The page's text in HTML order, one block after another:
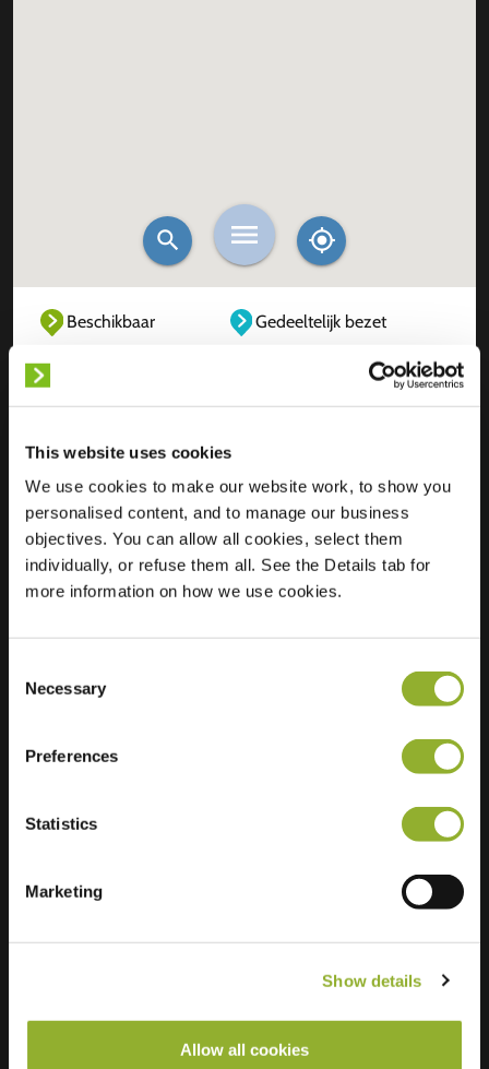
This website uses cookies
We use cookies to make our website work, to show you
personalised content, and to manage our business
objectives. You can allow all cookies, select them
individually, or refuse them all. See the Details tab for
more information on how we use cookies.
Selection
Necessary
Preferences
Statistics
Marketing
Show details
Allow all cookies
Beschikbaar
Gedeeltelijk bezet
Locatie
Ringlaan 32
8500 Kortrijk
Regular Charging
Extra informatie
Wij accepteren: American Express,
Mastercard, VISA, Chargecard,